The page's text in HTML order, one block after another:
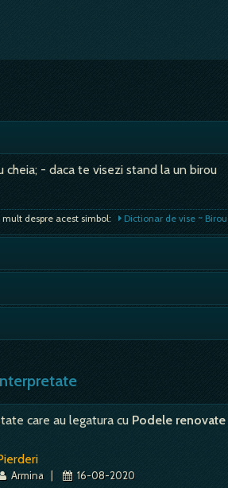
cheia; - daca te visezi stand la un birou
mult despre acest simbol: Dictionar de vise ~ Birou
despre acest simbol: Dictionar de vise ~ Soare
care au legatura cu Podele renovate
Armina | 16-08-2020